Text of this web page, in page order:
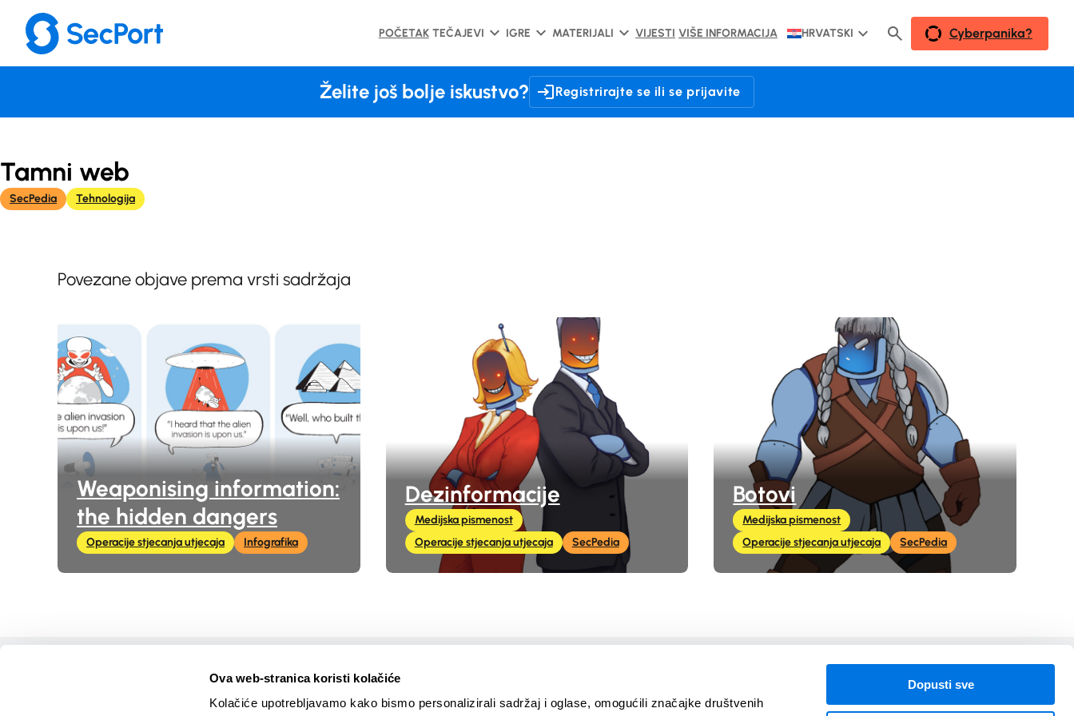
Ova web-stranica koristi kolačiće
Kolačiće upotrebljavamo kako bismo personalizirali sadržaj i oglase, omogućili značajke društvenih
Dopusti sve
sadržaja
POČETAK TEČAJEVI IGRE MATERIJALI VIJESTI VIŠE INFORMACIJA HRVATSKI Cyberpanika?
Želite još bolje iskustvo? Registrirajte se ili se prijavite
Tamni web
SecPedia Tehnologija
Povezane objave prema vrsti sadržaja
Weaponising information:
the hidden dangers
Operacije stjecanja utjecaja Infografika
Dezinformacije
Medijska pismenost
Operacije stjecanja utjecaja
SecPedia
Botovi
Medijska pismenost
Operacije stjecanja utjecaja
SecPedia
Početak
Igre